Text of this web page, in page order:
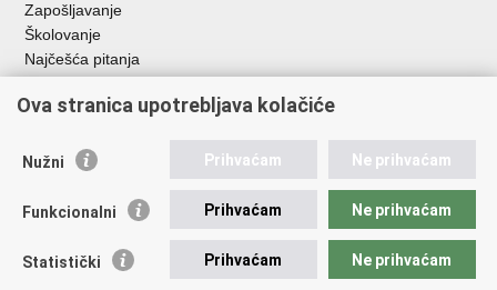
Zapošljavanje
Školovanje
Najčešća pitanja
Važne poveznice
EMN Nacionalna kontaktna točka za Republiku Hrvatsku
Policijska akademija
Zaklada policijske solidarnosti
Ova stranica upotrebljava kolačiće
Nužni Prihvaćam Ne prihvaćam
Funkcionalni Prihvaćam Ne prihvaćam
Statistički Prihvaćam Ne prihvaćam